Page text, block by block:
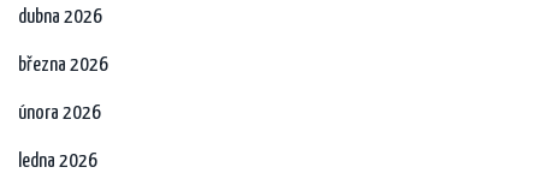
dubna 2026
března 2026
února 2026
ledna 2026